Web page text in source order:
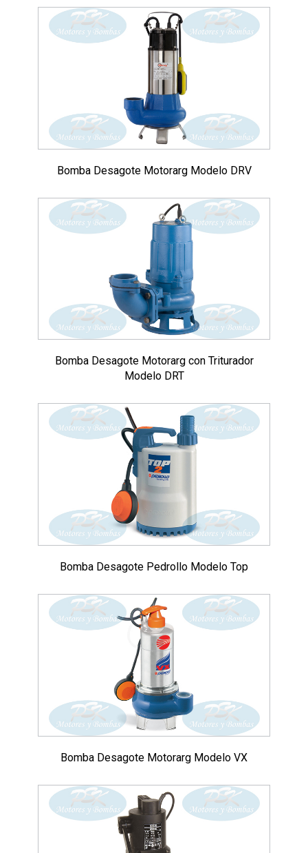
Bomba Desagote Motorarg Modelo DRV
Bomba Desagote Motorarg con Triturador
Modelo DRT
Bomba Desagote Pedrollo Modelo Top
Bomba Desagote Motorarg Modelo VX